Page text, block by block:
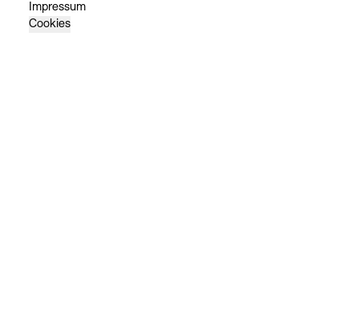
Impressum
Cookies